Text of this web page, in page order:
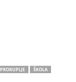
PROKUPLJE
ŠKOLA